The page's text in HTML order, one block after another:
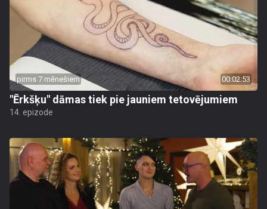
pirms 7 mēnešiem 00:02:53
"Ērkšķu" dāmas tiek pie jauniem tetovējumiem
14. epizode